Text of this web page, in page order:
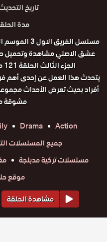
تاريخ
مدة
عشق الاصلي مشاهدة وتحميل
الجزء الثالث الحلقة 121 مدبلجة كاملة HD قصة عشق.
يتحدث هذا العمل عن إحدى أهم
أفراد بحيث تعرض الأحداث
مشوقة
Action
Drama
جميع المسلسلات
مسلسلات تركية مدبلجة
موقع
مشاهدة الحلقة